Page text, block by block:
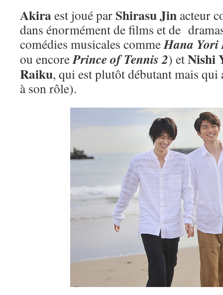
Akiraest joué par Shirasu Jin acteur
dans énormément de films et de
comédies musicales commeHana Yori
ou encorePrince of Tennis 2) etNishi
Raiku, qui est plutôt débutant mais
à son rôle).